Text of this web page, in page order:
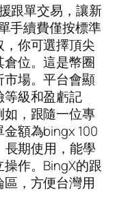
跟單交易，讓新
手續費僅按標準
你可選擇頂尖
位。這是幣圈
市場。平台會顯
級和盈虧記
，跟隨一位專
額為bingx 100
期使用，能學
作。BingX的跟
，方便台灣用